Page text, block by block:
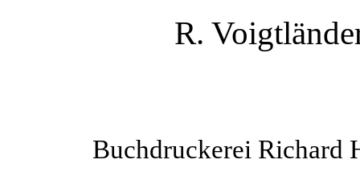
R.
Buchdruckerei Richard